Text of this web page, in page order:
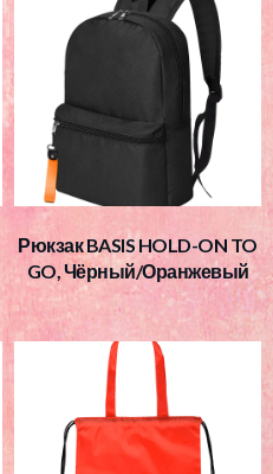
Рюкзак BASIS HOLD-ON TO
GO, Чёрный/Оранжевый